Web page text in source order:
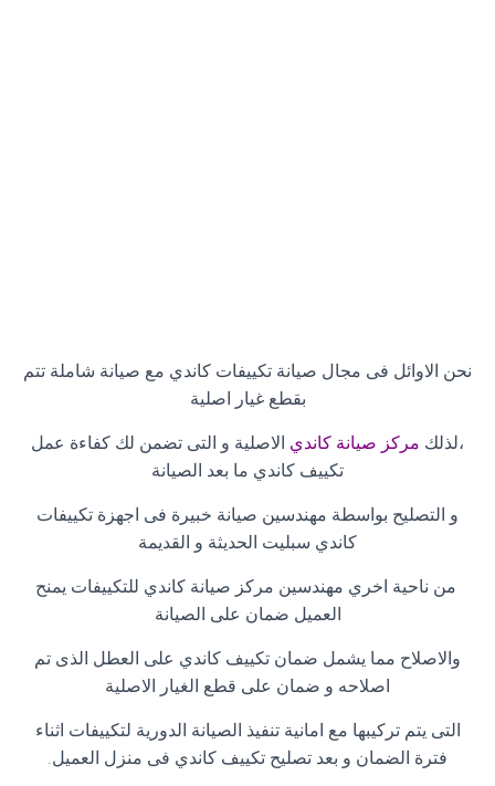
نحن الاوائل فى مجال صيانة تكييفات كاندي مع صيانة شاملة تتم
بقطع غيار اصلية
،لذلك مركز صيانة كاندي الاصلية و التى تضمن لك كفاءة عمل
تكييف كاندي ما بعد الصيانة
و التصليح بواسطة مهندسين صيانة خبيرة فى اجهزة تكييفات
كاندي سبليت الحديثة و القديمة
من ناحية اخري مهندسين مركز صيانة كاندي للتكييفات يمنح
العميل ضمان على الصيانة
والاصلاح مما يشمل ضمان تكييف كاندي على العطل الذى تم
اصلاحه و ضمان على قطع الغيار الاصلية
التى يتم تركيبها مع امانية تنفيذ الصيانة الدورية لتكييفات اثناء
فترة الضمان و بعد تصليح تكييف كاندي فى منزل العميل.